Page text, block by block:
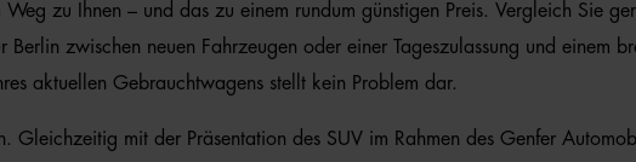
zu Ihnen – und das zu einem rundum günstigen Preis. Vergleich Sie
zwischen neuen Fahrzeugen oder einer Tageszulassung und einem
aktuellen Gebrauchtwagens stellt kein Problem dar.
Gleichzeitig mit der Präsentation des SUV im Rahmen des Genfer